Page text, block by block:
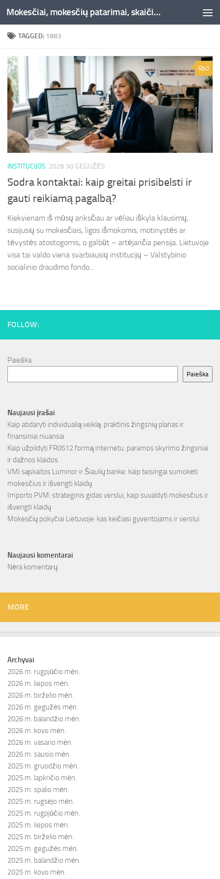
Skip to content Mokesčiai, mokesčių patarimai, skaičiuoklės, straipsniai -Liepaja.lt
TAGGED: 1883
0
INSTITUCIJOS 2026 30 GEGUŽĖS
Sodra kontaktai: kaip greitai prisibelsti ir
gauti reikiamą pagalbą?
Kiekvienam iš mūsų anksčiau ar vėliau iškyla klausimų,
susijusių su mokesčiais, ligos išmokomis, motinystės ar
tėvystės atostogomis, o galbūt – artėjančia pensija. Lietuvoje
visa tai valdo viena svarbiausių institucijų – Valstybinio
socialinio draudimo fondo...
FOLLOW:
Paieška
Paieška
Naujausi įrašai
Kaip atidaryti individualią veiklą: praktinis žingsnių planas ir
finansiniai niuansai
Kaip užpildyti FR0512 formą internetu: paramos skyrimo žingsniai
ir dažnos klaidos
VMI sąskaitos Luminor ir Šiaulių banke: kaip teisingai sumokėti
mokesčius ir išvengti klaidų
Importo PVM: strateginis gidas verslui, kaip suvaldyti mokesčius ir
išvengti klaidų
Mokesčių pokyčiai Lietuvoje: kas keičiasi gyventojams ir verslui
Naujausi komentarai
Nėra komentarų.
MORE
Archyvai
2026 m. rugpjūčio mėn.
2026 m. liepos mėn.
2026 m. birželio mėn.
2026 m. gegužės mėn.
2026 m. balandžio mėn.
2026 m. kovo mėn.
2026 m. vasario mėn.
2026 m. sausio mėn.
2025 m. gruodžio mėn.
2025 m. lapkričio mėn.
2025 m. spalio mėn.
2025 m. rugsėjo mėn.
2025 m. rugpjūčio mėn.
2025 m. liepos mėn.
2025 m. birželio mėn.
2025 m. gegužės mėn.
2025 m. balandžio mėn.
2025 m. kovo mėn.